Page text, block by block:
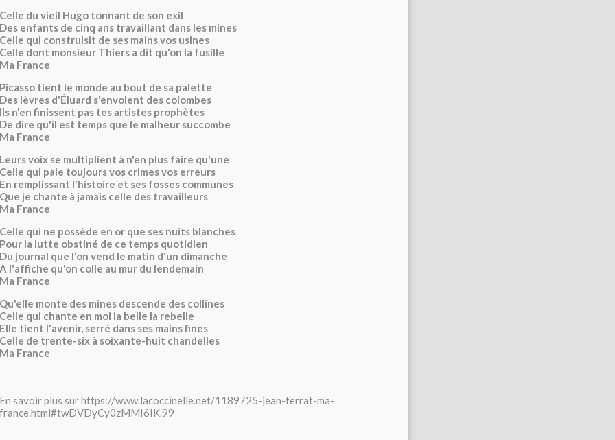
Celle du vieil Hugo tonnant de son exil
Des enfants de cinq ans travaillant dans les mines
Celle qui construisit de ses mains vos usines
Celle dont monsieur Thiers a dit qu'on la fusille
Ma France
Picasso tient le monde au bout de sa palette
Des lèvres d'Éluard s'envolent des colombes
Ils n'en finissent pas tes artistes prophètes
De dire qu'il est temps que le malheur succombe
Ma France
Leurs voix se multiplient à n'en plus faire qu'une
Celle qui paie toujours vos crimes vos erreurs
En remplissant l'histoire et ses fosses communes
Que je chante à jamais celle des travailleurs
Ma France
Celle qui ne possède en or que ses nuits blanches
Pour la lutte obstiné de ce temps quotidien
Du journal que l'on vend le matin d'un dimanche
A l'affiche qu'on colle au mur du lendemain
Ma France
Qu'elle monte des mines descende des collines
Celle qui chante en moi la belle la rebelle
Elle tient l'avenir, serré dans ses mains fines
Celle de trente-six à soixante-huit chandelles
Ma France
En savoir plus sur https://www.lacoccinelle.net/1189725-jean-ferrat-ma-
france.html#twDVDyCy0zMMI6IK.99